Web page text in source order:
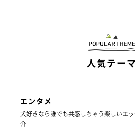
人気テーマ
エンタメ
犬好きなら誰でも共感しちゃう楽しいエ
介